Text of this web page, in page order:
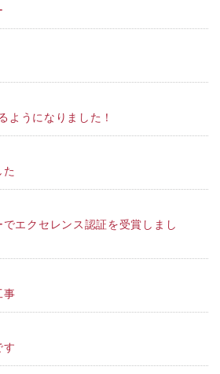
ようになりました！
でエクセレンス認証を受賞しまし
事
す